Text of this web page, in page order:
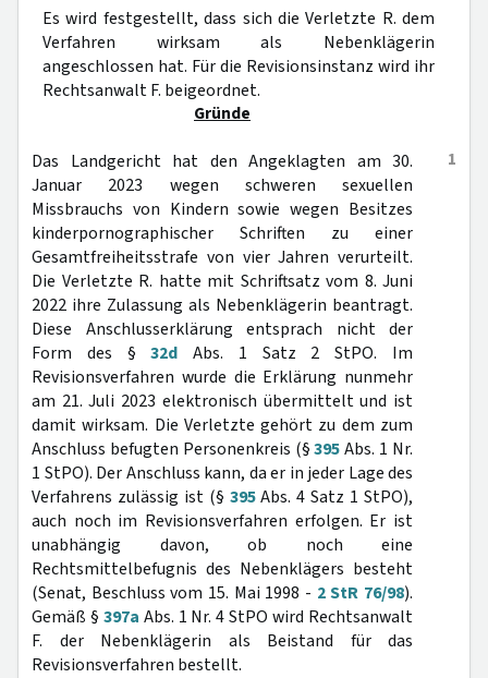
Es wird festgestellt, dass sich die Verletzte R. dem
Verfahren wirksam als Nebenklägerin
angeschlossen hat. Für die Revisionsinstanz wird ihr
Rechtsanwalt F. beigeordnet.
Gründe
1
Das Landgericht hat den Angeklagten am 30.
Januar 2023 wegen schweren sexuellen
Missbrauchs von Kindern sowie wegen Besitzes
kinderpornographischer Schriften zu einer
Gesamtfreiheitsstrafe von vier Jahren verurteilt.
Die Verletzte R. hatte mit Schriftsatz vom 8. Juni
2022 ihre Zulassung als Nebenklägerin beantragt.
Diese Anschlusserklärung entsprach nicht der
Form des §32d Abs. 1 Satz 2 StPO. Im
Revisionsverfahren wurde die Erklärung nunmehr
am 21. Juli 2023 elektronisch übermittelt und ist
damit wirksam. Die Verletzte gehört zu dem zum
Anschluss befugten Personenkreis (§395Abs. 1 Nr.
1 StPO). Der Anschluss kann, da er in jeder Lage des
Verfahrens zulässig ist (§ 395Abs. 4 Satz 1 StPO),
auch noch im Revisionsverfahren erfolgen. Er ist
unabhängig davon, ob noch eine
Rechtsmittelbefugnis des Nebenklägers besteht
(Senat, Beschluss vom 15. Mai 1998 - 2 StR 76/98).
Gemäß § 397a Abs. 1 Nr. 4 StPO wird Rechtsanwalt
F. der Nebenklägerin als Beistand für das
Revisionsverfahren bestellt.